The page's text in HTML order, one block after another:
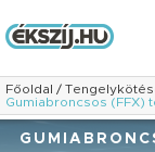
Főoldal /
Gumiabroncsos (FFX)